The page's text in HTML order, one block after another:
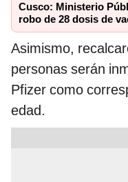
Cusco: Ministerio
robo de 28 dosis de
Asimismo,
personas serán
Pfizer como
edad.